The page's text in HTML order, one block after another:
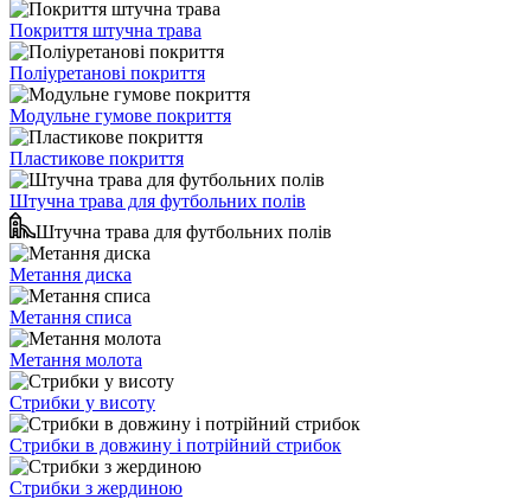
Покриття штучна трава
Поліуретанові покриття
Модульне гумове покриття
Пластикове покриття
Штучна трава для футбольних полів
Штучна трава для футбольних полів
Метання диска
Метання списа
Метання молота
Стрибки у висоту
Стрибки в довжину і потрійний стрибок
Стрибки з жердиною